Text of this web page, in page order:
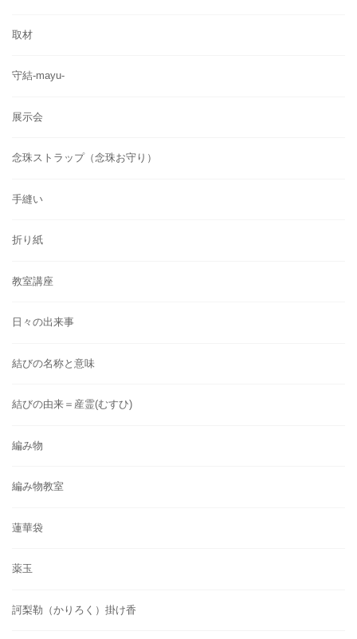
取材
守結-mayu-
展示会
念珠ストラップ（念珠お守り）
手縫い
折り紙
教室講座
日々の出来事
結びの名称と意味
結びの由来＝産霊(むすひ)
編み物
編み物教室
蓮華袋
薬玉
訶梨勒（かりろく）掛け香